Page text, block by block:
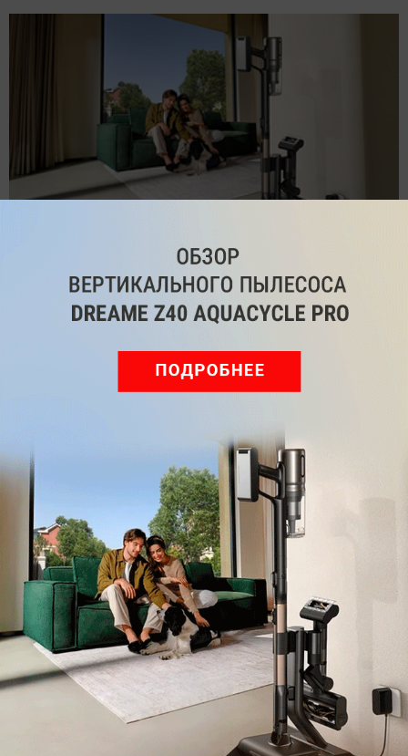
Обзор вертикального пылесоса Dreame Z40 AquaCycle
Pro: гибкий подход к уборке
Подпишись на наш канал в мессенджере МАХ